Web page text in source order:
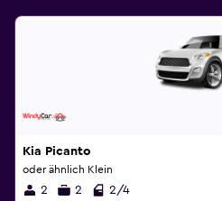
Kia Picanto
oder ähnlich Klein
2 2 2/4